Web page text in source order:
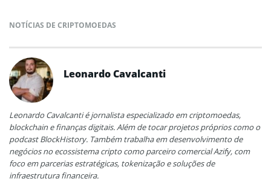
NOTÍCIAS DE CRIPTOMOEDAS
Leonardo Cavalcanti
Leonardo Cavalcanti é jornalista especializado em criptomoedas,
blockchain e finanças digitais. Além de tocar projetos próprios como o
podcast BlockHistory. Também trabalha em desenvolvimento de
negócios no ecossistema cripto como parceiro comercial Azify, com
foco em parcerias estratégicas, tokenização e soluções de
infraestrutura financeira.